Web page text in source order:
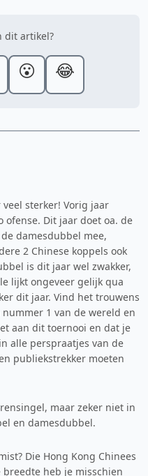
dit artikel?
😮 😂
sterker! Vorig jaar
ofense. Dit jaar doet oa. de
damesdubbel mee,
2 Chinese koppels ook
is dit jaar wel zwakker,
lijkt ongeveer gelijk qua
dit jaar. Vind het trouwens
1 van de wereld en
aan dit toernooi en dat je
alle perspraatjes van de
publiekstrekker moeten
maar zeker niet in
en damesdubbel.
Die Hong Kong Chinees
breedte heb je misschien